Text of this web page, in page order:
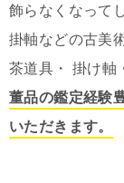
飾らなくなって
掛軸などの古美
茶道具・ 掛け軸
董品の鑑定経験
いただきます。